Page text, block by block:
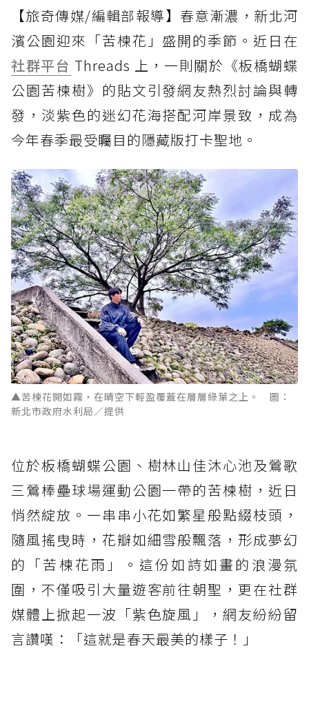
【旅奇傳媒/編輯部報導】春意漸濃，新北河
濱公園迎來「苦楝花」盛開的季節。近日在
社群平台 Threads 上，一則關於《板橋蝴蝶
公園苦楝樹》的貼文引發網友熱烈討論與轉
發，淡紫色的迷幻花海搭配河岸景致，成為
今年春季最受矚目的隱藏版打卡聖地。
▲苦楝花開如霧，在晴空下輕盈覆蓋在層層綠葉之上。 圖：
新北市政府水利局／提供
位於板橋蝴蝶公園、樹林山佳沐心池及鶯歌
三鶯棒壘球場運動公園一帶的苦楝樹，近日
悄然綻放。一串串小花如繁星般點綴枝頭，
隨風搖曳時，花瓣如細雪般飄落，形成夢幻
的「苦楝花雨」。這份如詩如畫的浪漫氛
圍，不僅吸引大量遊客前往朝聖，更在社群
媒體上掀起一波「紫色旋風」，網友紛紛留
言讚嘆：「這就是春天最美的樣子！」